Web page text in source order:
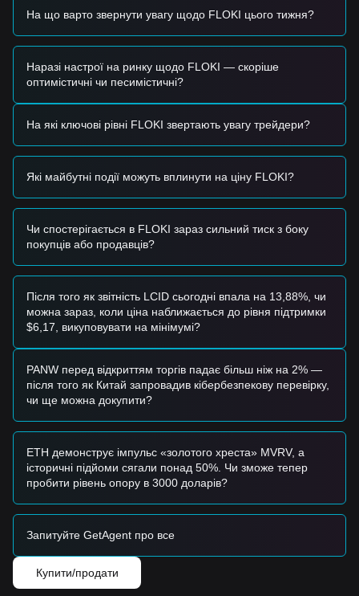
•Сентимент сектору: Як провідний гібрид мемів та
корисності, FLOKI залишається дуже чутливим до ширших
трендів «Memecoin Mania» та результатів пов'язаних
активів, таких як Dogecoin.
Трейдингові сигнали
Потенційна зона покупки
• Якщо ціна FLOKI наблизиться до діапазону
$0.00001980
і покаже ознаки відскоку, може
сформуватися короткострокова можливість для покупки.
обсягом, це може підтвердити початок нового тренду на
Сценарій ризику
• Якщо ціна FLOKI впаде нижче підтримки $0.00001980
ринок може увійти в глибшу фазу корекції, потенційно
Стратегія покупки
Консервативні інвестори
• Зачекайте, поки FLOKI успішно поверне та утримається
вище рівня опору$0.00002113, перш ніж входити в
• Або розгляньте поступове входження поблизу рівня
підтримки$0.00001980, якщо цінова діяльність
залишатиметься стабільною.
Інвестори, що слідкують за трендом
сформуватися нова бича структура.
$0.00002270, за якою слідуватиме $0.00002700 .
Довгострокові інвестори
• Поки ринок залишається вище структурної підтримки
$0.00001980, процес формування дна довгострокового
майбутнього зростання.
Зведення трендів
Ринкові інсайти
З короткострокової перспективи FLOKI демонстрував
На що варто звернути увагу щодо FLOKI цього тижня?
Наразі настрої на ринку щодо FLOKI — скоріше
оптимістичні чи песимістичні?
На які ключові рівні FLOKI звертають увагу трейдери?
Які майбутні події можуть вплинути на ціну FLOKI?
Чи спостерігається в FLOKI зараз сильний тиск з боку
покупців або продавців?
Після того як звітність LCID сьогодні впала на 13,88%, чи
можна зараз, коли ціна наближається до рівня підтримки
$6,17, викуповувати на мінімумі?
PANW перед відкриттям торгів падає більш ніж на 2% —
після того як Китай запровадив кібербезпекову перевірку,
чи ще можна докупити?
ETH демонструє імпульс «золотого хреста» MVRV, а
історичні підйоми сягали понад 50%. Чи зможе тепер
пробити рівень опору в 3000 доларів?
Запитуйте GetAgent про все
Купити/продати